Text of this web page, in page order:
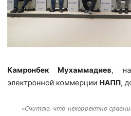
Камронбек Мухаммадиев,
электронной коммерции НАПП,
«Считаю, что некорректно